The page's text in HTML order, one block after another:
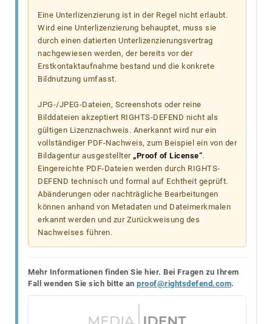
Eine Unterlizenzierung ist in der Regel nicht erlaubt.
Wird eine Unterlizenzierung behauptet, muss sie
durch einen datierten Unterlizenzierungsvertrag
nachgewiesen werden, der bereits vor der
Erstkontaktaufnahme bestand und die konkrete
Bildnutzung umfasst.
JPG-/JPEG-Dateien, Screenshots oder reine
Bilddateien akzeptiert RIGHTS-DEFEND nicht als
gültigen Lizenznachweis. Anerkannt wird nur ein
vollständiger PDF-Nachweis, zum Beispiel ein von der
Bildagentur ausgestellter „Proof of License“.
Eingereichte PDF-Dateien werden durch RIGHTS-
DEFEND technisch und formal auf Echtheit geprüft.
Abänderungen oder nachträgliche Bearbeitungen
können anhand von Metadaten und Dateimerkmalen
erkannt werden und zur Zurückweisung des
Nachweises führen.
Mehr Informationen finden Sie hier. Bei Fragen zu Ihrem
Fall wenden Sie sich bitte an proof@rightsdefend.com.